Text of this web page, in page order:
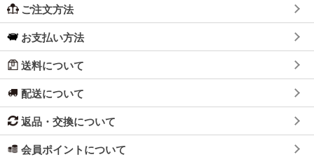
ご注文方法
お支払い方法
送料について
配送について
返品・交換について
会員ポイントについて